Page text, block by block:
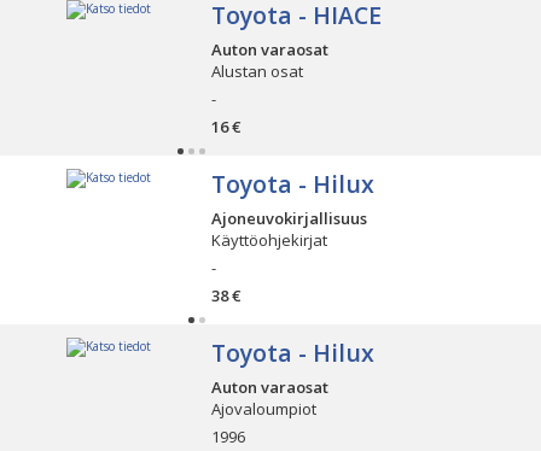
Toyota - HIACE
Auton varaosat
Alustan osat
-
16 €
Toyota - Hilux
Ajoneuvokirjallisuus
Käyttöohjekirjat
-
38 €
Toyota - Hilux
Auton varaosat
Ajovaloumpiot
1996